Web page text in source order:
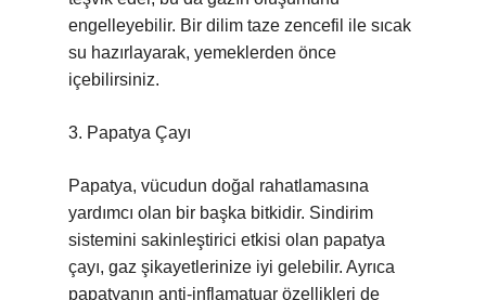
engelleyebilir. Bir dilim taze zencefil ile sıcak
su hazırlayarak, yemeklerden önce
içebilirsiniz.
3. Papatya Çayı
Papatya, vücudun doğal rahatlamasına
yardımcı olan bir başka bitkidir. Sindirim
sistemini sakinleştirici etkisi olan papatya
çayı, gaz şikayetlerinize iyi gelebilir. Ayrıca
papatyanın anti-inflamatuar özellikleri de